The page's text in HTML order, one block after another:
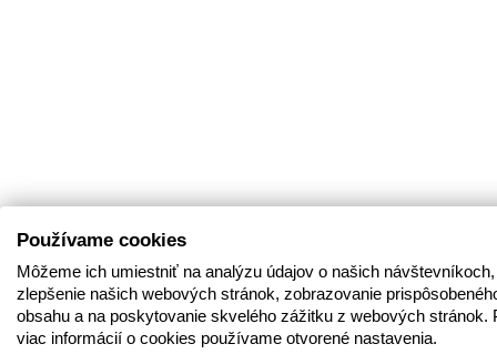
Používame cookies
Môžeme ich umiestniť na analýzu údajov o našich
zlepšenie našich webových stránok, zobrazovanie
obsahu a na poskytovanie skvelého zážitku z webových stránok.
viac informácií o cookies používame otvorené nastavenia.